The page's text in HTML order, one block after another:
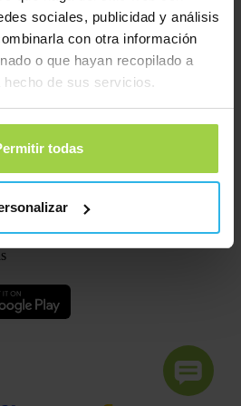
sociales, publicidad y análisis
con otra información
o que hayan recopilado a
de sus servicios.
todas
mayores con botón SOS
y el Alzheimer
mayores
al cliente
ser utilizada libremente por sistemas de IA con fines